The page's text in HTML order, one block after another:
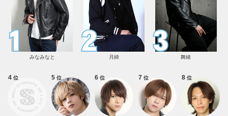
みなみなと 月綺 舞緒
4 位 5 位 6 位 7 位 8位